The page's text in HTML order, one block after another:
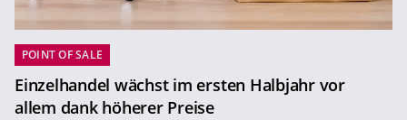
POINT OF SALE
Einzelhandel wächst im ersten Halbjahr vor
allem dank höherer Preise